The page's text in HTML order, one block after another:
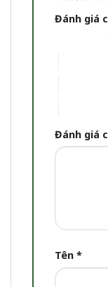
Đánh giá
Đánh giá
Tên *